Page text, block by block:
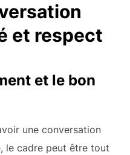
et respect
et le bon
une conversation
le cadre peut être tout